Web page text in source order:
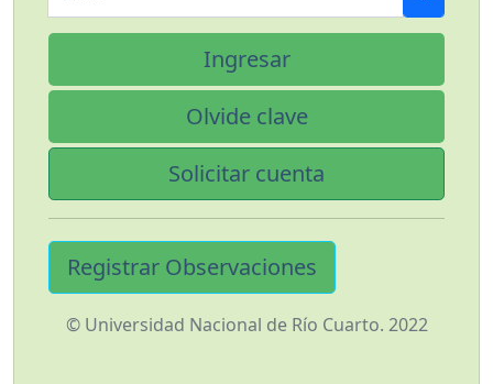
Ingresar
Olvide clave
Solicitar cuenta
Registrar Observaciones
© Universidad Nacional de Río Cuarto. 2022